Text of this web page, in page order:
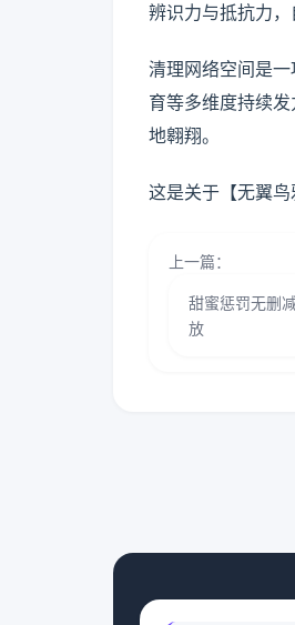
辨识力与抵抗力
清理网络空间是
育等多维度持续
地翱翔。
这是关于【无翼鸟
上一篇：
甜蜜惩罚无删
放